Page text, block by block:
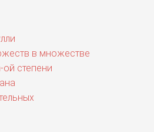
в множестве
ой степени